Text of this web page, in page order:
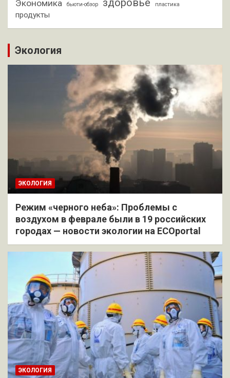
Экономика бьюти-обзор здоровье пластика
продукты
Экология
ЭКОЛОГИЯ
Режим «черного неба»: Проблемы с
воздухом в феврале были в 19 российских
городах — новости экологии на ECOportal
ЭКОЛОГИЯ